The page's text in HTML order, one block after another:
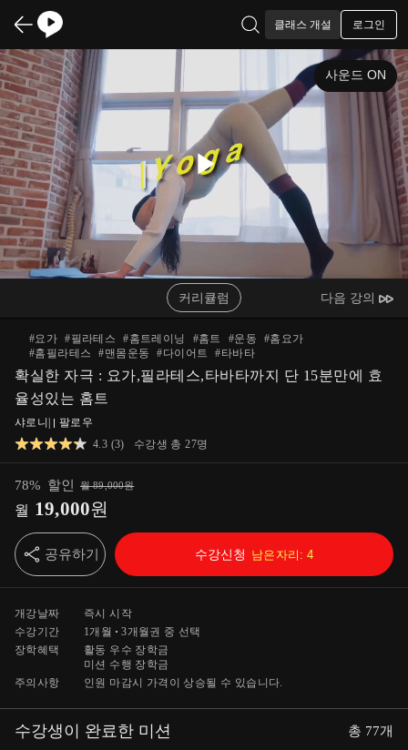
클래스 개설 로그인
Play
Video
사운드 ON
커리큘럼 다음 강의
#요가 #필라테스 #홈트레이닝 #홈트 #운동 #홈요가
#홈필라테스 #맨몸운동 #다이어트 #타바타
확실한 자극 : 요가,필라테스,타바타까지 단 15분만에 효
율성있는 홈트
샤로니
팔로우
4.3 (3) 수강생 총27명
78% 할인 월89,000원
월 19,000원
공유하기 수강신청 남은자리: 4
개강날짜
즉시 시작
수강기간
1개월 3개월 권 중 선택
장학혜택
활동 우수 장학금
미션 수행 장학금
주의사항
인원 마감시 가격이 상승될 수 있습니다.
수강생이 완료한 미션 총 77개